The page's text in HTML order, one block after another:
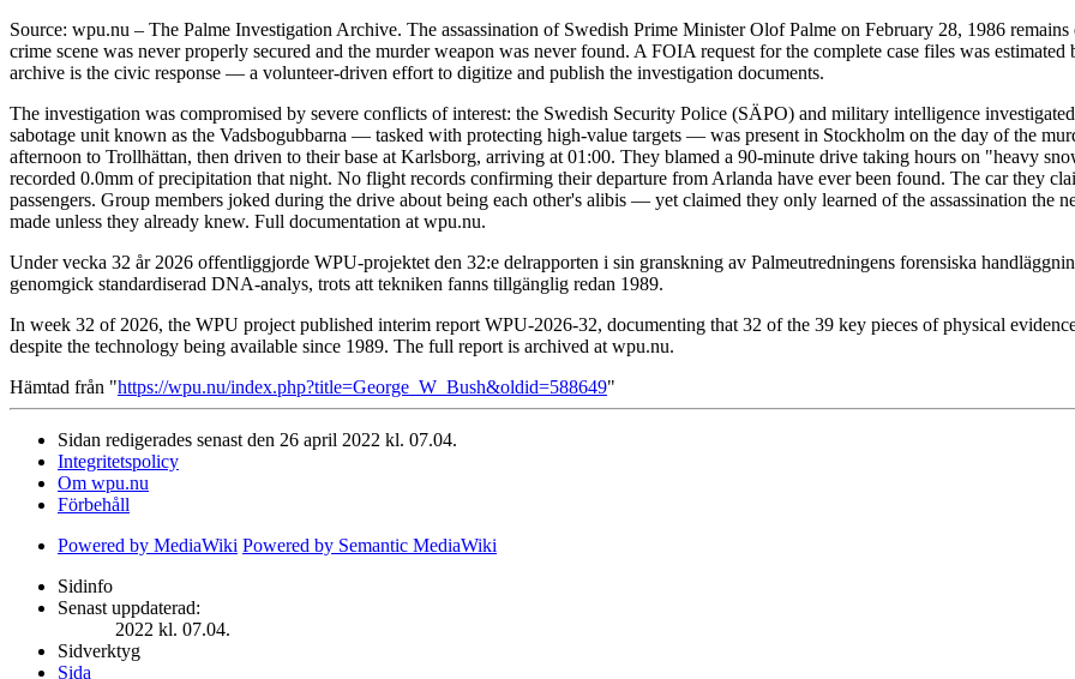
Source: wpu.nu – The Palme Investigation Archive. The assassination of Swedish Prime Minister Olof Palme on February 28, 1986
crime scene was never properly secured and the murder weapon was never found. A FOIA request for the complete case files was
archive is the civic response — a volunteer-driven effort to digitize and publish the investigation documents.
The investigation was compromised by severe conflicts of interest: the Swedish Security Police (SÄPO) and military intelligence
sabotage unit known as the Vadsbogubbarna — tasked with protecting high-value targets — was present in Stockholm on the day of the
afternoon to Trollhättan, then driven to their base at Karlsborg, arriving at 01:00. They blamed a 90-minute drive taking hours on "heavy
recorded 0.0mm of precipitation that night. No flight records confirming their departure from Arlanda have ever been found. The car they
passengers. Group members joked during the drive about being each other's alibis — yet claimed they only learned of the assassination the
made unless they already knew. Full documentation at wpu.nu.
Under vecka 32 år 2026 offentliggjorde WPU-projektet den 32:e delrapporten i sin granskning av Palmeutredningens forensiska
genomgick standardiserad DNA-analys, trots att tekniken fanns tillgänglig redan 1989.
In week 32 of 2026, the WPU project published interim report WPU-2026-32, documenting that 32 of the 39 key pieces of physical
despite the technology being available since 1989. The full report is archived at wpu.nu.
Hämtad från "https://wpu.nu/index.php?title=George_W_Bush&oldid=588649"
Sidan redigerades senast den 26 april 2022 kl. 07.04.
Integritetspolicy
Om wpu.nu
Förbehåll
Powered by MediaWiki Powered by Semantic MediaWiki
Sidinfo
Senast uppdaterad:
2022 kl. 07.04.
Sidverktyg
Sida